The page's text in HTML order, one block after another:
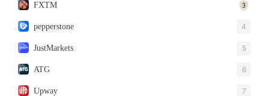
FXTM
pepperstone 4
JustMarkets 5
ATG 6
Upway 7